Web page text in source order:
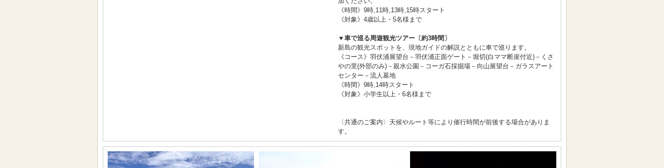
《時間》9時,11時,13時,15時スタート
《対象》4歳以上・5名様まで
▼車で巡る周遊観光ツアー〔約3時間〕
新島の観光スポットを、現地ガイドの解説とともに車で巡ります。
《コース》羽伏浦展望台－羽伏浦正面ゲート－堀切(白ママ断崖付近)－くさ
やの里(外部のみ)－親水公園－コーガ石採掘場－向山展望台－ガラスアート
センター－流人墓地
《時間》9時,14時スタート
《対象》小学生以上・6名様まで
〈共通のご案内〉天候やルート等により催行時間が前後する場合がありま
す。